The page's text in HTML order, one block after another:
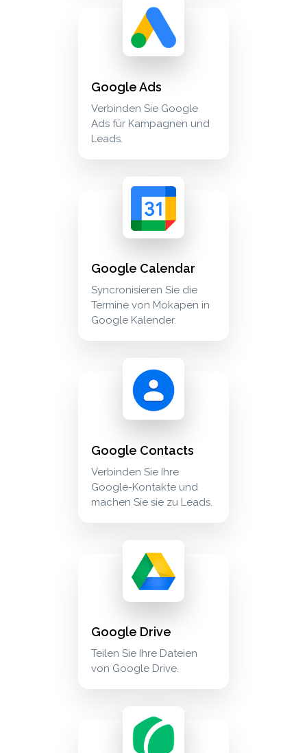
google ads verbinden sie google ads für
Google Ads
Verbinden Sie Google
Ads für Kampagnen und
Leads.
google calendar syncronisieren sie die
Google Calendar
Syncronisieren Sie die
Termine von Mokapen in
Google Kalender.
google contacts verbinden sie ihre google-
Google Contacts
Verbinden Sie Ihre
Google-Kontakte und
machen Sie sie zu Leads.
google drive teilen sie ihre dateien von
cloud_storage
Google Drive
Teilen Sie Ihre Dateien
von Google Drive.
grain save grain meeting transcripts as